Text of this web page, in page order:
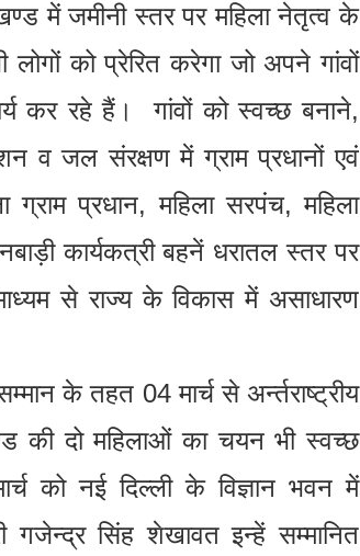
में जमीनी स्तर पर महिला नेतृत्व के
को प्रेरित करेगा जो अपने गांवों
कर रहे हैं। गांवों को स्वच्छ बनाने,
व जल संरक्षण में ग्राम प्रधानों एवं
ग्राम प्रधान, महिला सरपंच, महिला
कार्यकत्री बहनें धरातल स्तर पर
से राज्य के विकास में असाधारण
के तहत 04 मार्च से अर्न्तराष्ट्रीय
की दो महिलाओं का चयन भी स्वच्छ
को नई दिल्ली के विज्ञान भवन में
गजेन्द्र सिंह शेखावत इन्हें सम्मानित